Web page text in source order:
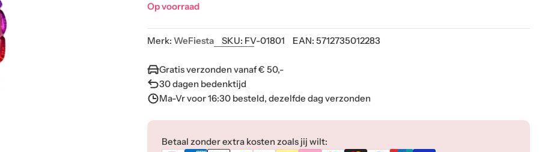
Op voorraad
Merk: WeFiesta SKU: FV-01801 EAN: 5712735012283
Gratis verzonden vanaf € 50,-
30 dagen bedenktijd
Ma-Vr voor 16:30 besteld, dezelfde dag verzonden
Betaal zonder extra kosten zoals jij wilt:
Betaalmethoden